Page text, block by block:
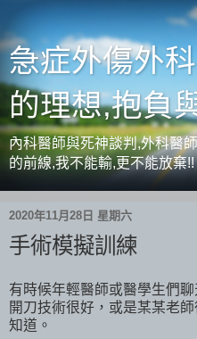
急症外傷外
的理想,抱負
內科醫師與死神談判,外科醫
的前線,我不能輸,更不能放棄!!
2020年11月28日 星期六
手術模擬訓練
有時候年輕醫師或醫學生們
開刀技術很好，或是某某老
知道。